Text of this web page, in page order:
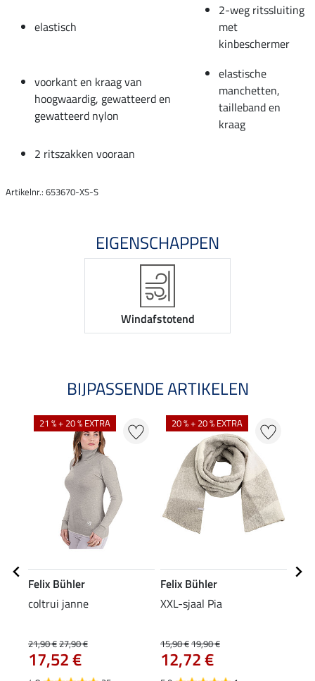
elastisch
2-weg ritssluiting
met
kinbeschermer
voorkant en kraag van
hoogwaardig, gewatteerd en
gewatteerd nylon
elastische
manchetten,
tailleband en
kraag
2 ritszakken vooraan
Artikelnr.: 653670-XS-S
EIGENSCHAPPEN
Windafstotend
BIJPASSENDE ARTIKELEN
21 % + 20 % EXTRA
Felix Bühler
coltrui janne
21,90 €27,90 €
17,52 €
20 % + 20 % EXTRA
Felix Bühler
XXL-sjaal Pia
15,90 €19,90 €
12,72 €